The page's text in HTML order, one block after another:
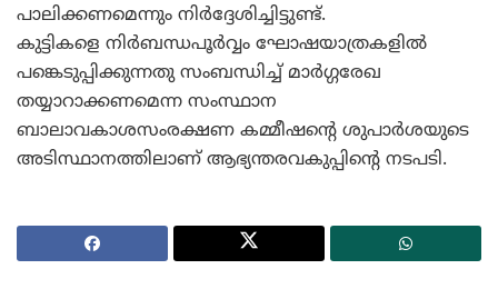
പാലിക്കണമെന്നും നിര്‍ദ്ദേശിച്ചിട്ടുണ്ട്.
കുട്ടികളെ നിര്‍ബന്ധപൂര്‍വ്വം ഘോഷയാത്രകളില്‍
പങ്കെടുപ്പിക്കുന്നതു സംബന്ധിച്ച് മാര്‍ഗ്ഗരേഖ
തയ്യാറാക്കണമെന്ന സംസ്ഥാന
ബാലാവകാശസംരക്ഷണ കമ്മീഷന്റെ ശുപാര്‍ശയുടെ
അടിസ്ഥാനത്തിലാണ് ആഭ്യന്തരവകുപ്പിന്റെ നടപടി.